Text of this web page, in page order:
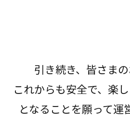
引き続き、皆さま
これからも安全で、楽
となることを願って運